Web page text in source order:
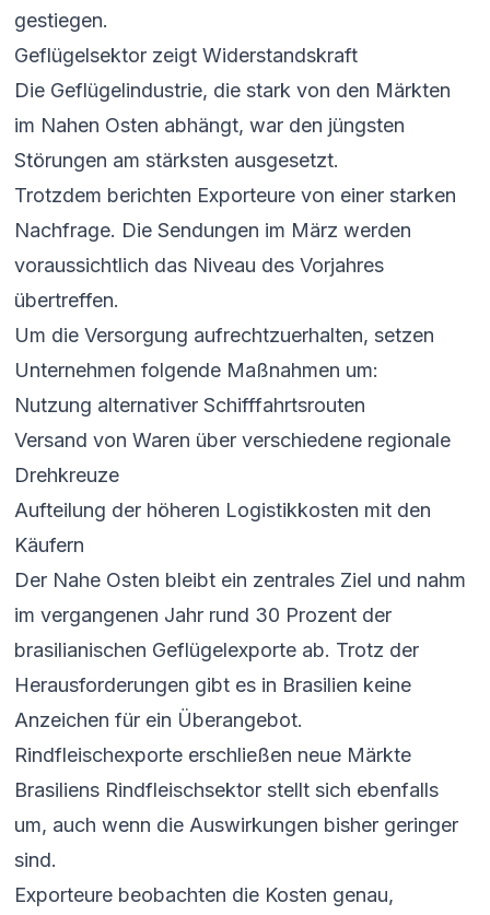
gestiegen.
Geflügelsektor zeigt Widerstandskraft
Die Geflügelindustrie, die stark von den Märkten
im Nahen Osten abhängt, war den jüngsten
Störungen am stärksten ausgesetzt.
Trotzdem berichten Exporteure von einer starken
Nachfrage. Die Sendungen im März werden
voraussichtlich das Niveau des Vorjahres
übertreffen.
Um die Versorgung aufrechtzuerhalten, setzen
Unternehmen folgende Maßnahmen um:
Nutzung alternativer Schifffahrtsrouten
Versand von Waren über verschiedene regionale
Drehkreuze
Aufteilung der höheren Logistikkosten mit den
Käufern
Der Nahe Osten bleibt ein zentrales Ziel und nahm
im vergangenen Jahr rund 30 Prozent der
brasilianischen Geflügelexporte ab. Trotz der
Herausforderungen gibt es in Brasilien keine
Anzeichen für ein Überangebot.
Rindfleischexporte erschließen neue Märkte
Brasiliens Rindfleischsektor stellt sich ebenfalls
um, auch wenn die Auswirkungen bisher geringer
sind.
Exporteure beobachten die Kosten genau,